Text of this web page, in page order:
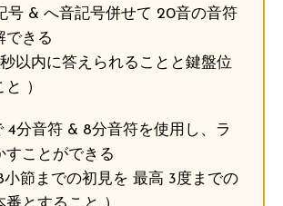
号 & へ音記号併せて 20音の音符
できる
秒以内に答えられることと鍵盤位
）
4分音符 & 8分音符を使用し、ラ
すことができる
小節までの初見を 最高 3度までの